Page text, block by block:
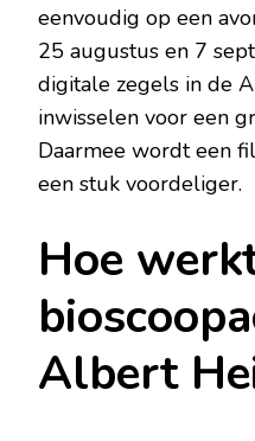
eenvoudig op een
25 augustus en 7
digitale zegels in de
inwisselen voor een
Daarmee wordt een
een stuk voordeliger.
Hoe
Albert